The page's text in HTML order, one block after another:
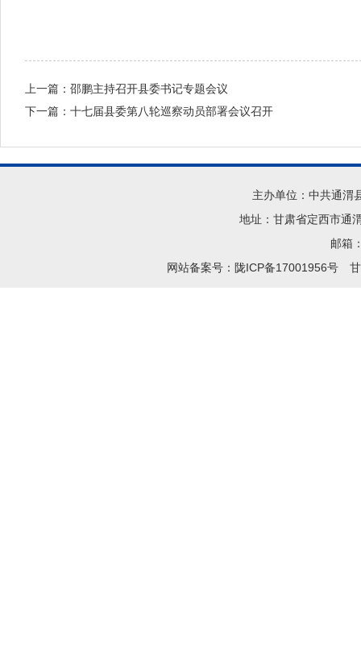
上一篇： 邵鹏主持召开县委书记专题会议
下一篇： 十七届县委第八轮巡察动员部署会议召开
主办单位：中共通渭
地址：甘肃省定西市通
邮箱
网站备案号：陇ICP备17001956号